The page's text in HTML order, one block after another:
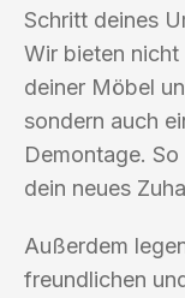
Schritt deines
Wir bieten nicht
deiner Möbel
sondern auch
Demontage.
dein neues
Außerdem
freundlichen